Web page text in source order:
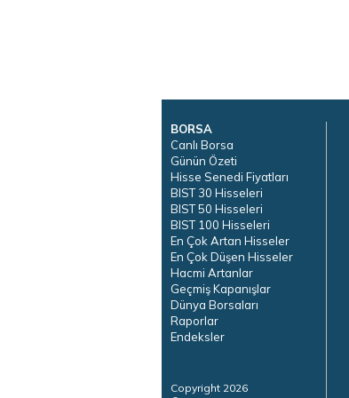
BORSA
Canlı Borsa
Günün Özeti
Hisse Senedi Fiyatları
BIST 30 Hisseleri
BIST 50 Hisseleri
BIST 100 Hisseleri
En Çok Artan Hisseler
En Çok Düşen Hisseler
Hacmi Artanlar
Geçmiş Kapanışlar
Dünya Borsaları
Raporlar
Endeksler
Copyright 2026